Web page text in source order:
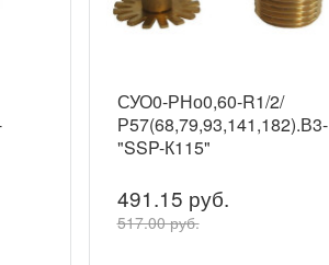
СУО0-РНо0,60-R1/2/
Р57(68,79,93,141,182).В3-
"SSP-К115"
491.15 руб.
517.00 руб.